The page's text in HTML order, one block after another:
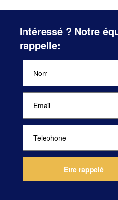
Intéressé ? Notre
rappelle: